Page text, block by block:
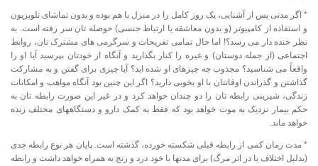
* اگر مدتی پس از آشنایی، یک روز کامل را در منزل با هم بوده و بدون تماشای تلویزیون
و استفاده از کامپیوتر (و بدون معاشقه یا ارتباط جنسی) حوصله تان سر رفته است. به
نظر خنده دار می رسد؟! اما حال تمامی تفریحات و سرگرمی های مشترک تان، روابط
اجتماعی (از جمله دوستان) و غیره را کنار بگذارید و آنگاه از خودتان بپرسید آیا او را
واقعاً می شناسید؟ مجذوب چه چیزهای او شده اید؟ آیا چیزی برای گفتن و به مشارکت
گذاشتن و گذراندن اوقاتتان با او بخوبی دارید؟ اگر این چنین بود آنگاه مواهب و امکانات
زندگی، شیرینی رابطه تان را دو چندان خواهد کرد و در غیر این صورت رابطه تان به
حکم بیمار نزدیک به موت خواهد بود که فقط به کمک دارو و دستگاههای مختلف زنده
خواهد ماند.
* مدت زمان کمی از رابطه قبلی شکسته خورده، گذشته است. پایان هر نوع رابطه جدی
(بدلیل اختلاف یا در اثر مرگ) برای مدتها با خود درد و رنج به همراه خواهد داشت و رابطه